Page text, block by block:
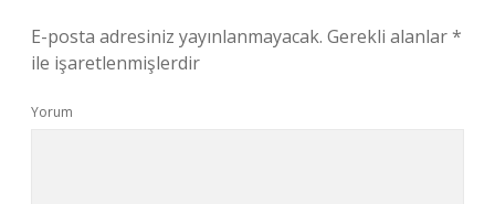
E-posta adresiniz yayınlanmayacak. Gerekli alanlar*
ile işaretlenmişlerdir
Yorum